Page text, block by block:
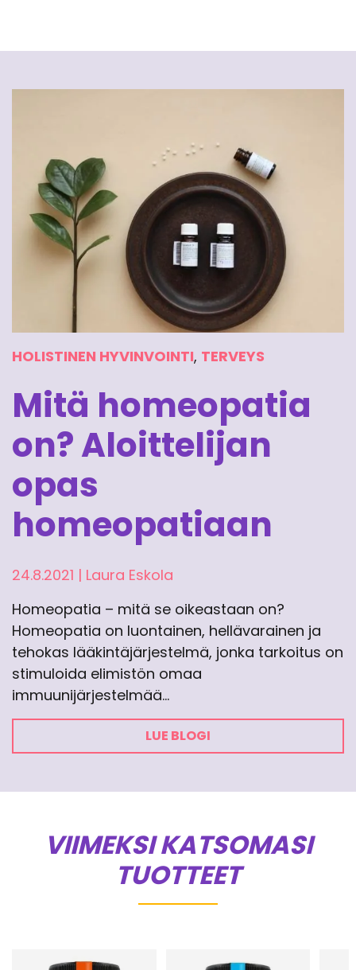
HOLISTINEN HYVINVOINTI, TERVEYS
Mitä homeopatia
on? Aloittelijan
opas
homeopatiaan
24.8.2021 | Laura Eskola
Homeopatia – mitä se oikeastaan on?
Homeopatia on luontainen, hellävarainen ja
tehokas lääkintäjärjestelmä, jonka tarkoitus on
stimuloida elimistön omaa
immuunijärjestelmää…
LUE BLOGI
VIIMEKSI KATSOMASI
TUOTTEET